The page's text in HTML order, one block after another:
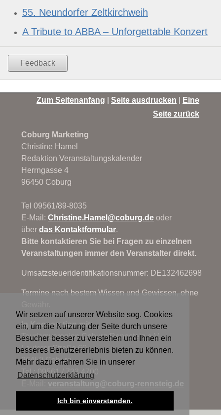
Wir setzen auf unserer Website sog. Cookies
ein, um die Nutzung der Seite durch unsere
Besucher besser zu verstehen und Ihnen ein
besseres Benutzererlebnis bieten zu können.
Mehr dazu erfahren Sie in unserer
Datenschutzerklärung
Ich bin einverstanden.
55. Neundorfer Zeltkirchweih
A Tribute to ABBA – Unforgettable Konzert
Feedback
Zum Seitenanfang |Seite ausdrucken
Eine
Seite zurück
Coburg Marketing
Christine Hamel
Redaktion Veranstaltungskalender
Herrngasse 4
96450 Coburg
Tel 09561/89-8035
E-Mail:Christine.Hamel@coburg.de oder
überdas Kontaktformular.
Bitte kontaktieren Sie bei Fragen zu einzelnen
Veranstaltungen immer den Veranstalter direkt.
Umsatzsteueridentifikationsnummer: DE132462698
Termine nach bestem Wissen und Gewissen, ohne
In Kooperation mit:
Tourismusregion Coburg.Rennsteig e.V.
Lauterer Straße 60
96450 Coburg
Tel.: 09561 / 733 4700
veranstaltung@coburg-rennsteig.de